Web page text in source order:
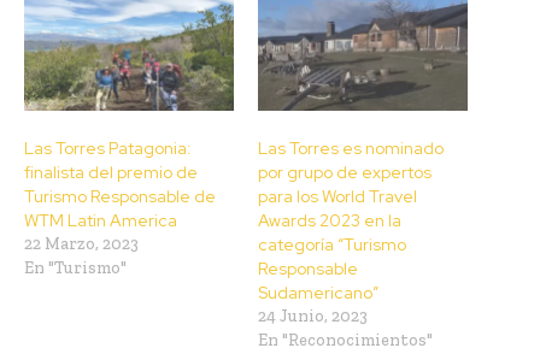
Las Torres Patagonia:
finalista del premio de
Turismo Responsable de
WTM Latin America
22 Marzo, 2023
En "Turismo"
Las Torres es nominado
por grupo de expertos
para los World Travel
Awards 2023 en la
categoría “Turismo
Responsable
Sudamericano”
24 Junio, 2023
En "Reconocimientos"